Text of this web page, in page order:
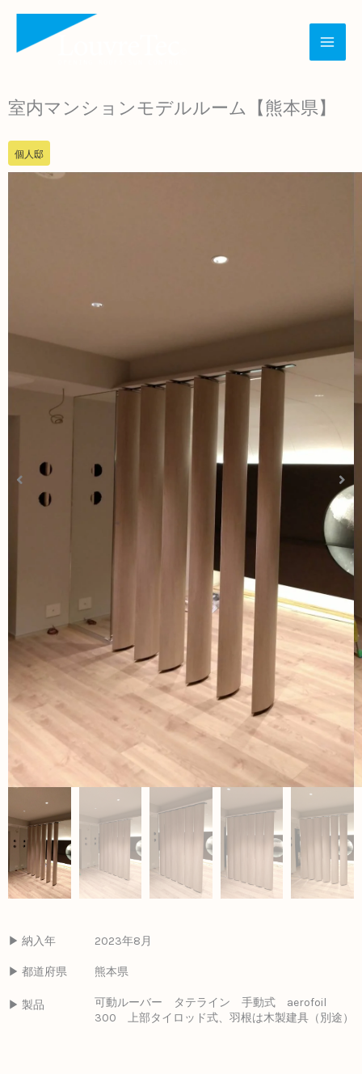
キ
ッ
プ
室内マンションモデルルーム【熊本県】
個人邸
▶ 納入年 2023年8月
▶ 都道府県 熊本県
▶ 製品
可動ルーバー タテライン 手動式 aerofoil
300 上部タイロッド式、羽根は木製建具（別途）